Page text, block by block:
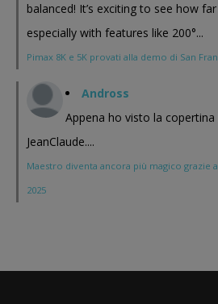
balanced! It’s exciting to see how
especially with features like 200°...
Pimax 8K e 5K provati alla demo di San
Andross
Appena ho visto la
JeanClaude....
Maestro diventa ancora più magico grazie
2025